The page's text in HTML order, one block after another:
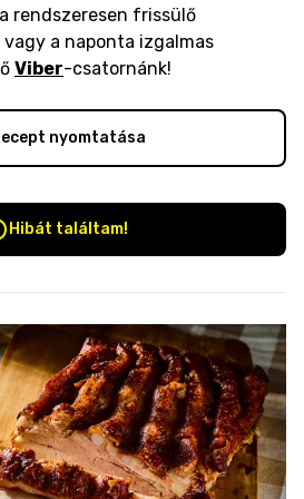
rendszeresen frissülő
a naponta izgalmas
Viber-csatornánk!
nyomtatása
Hibát találtam!